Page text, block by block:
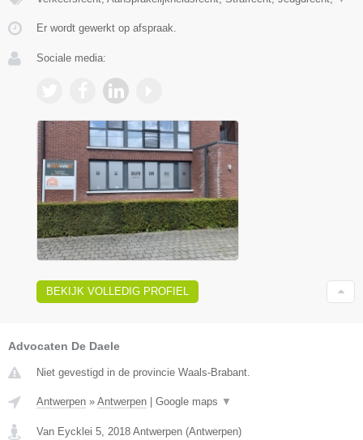
Er wordt gewerkt op afspraak.
Sociale media:
BEKIJK VOLLEDIG PROFIEL
Advocaten De Daele
Niet gevestigd in de provincie Waals-Brabant.
Antwerpen » Antwerpen Google maps ▼
Van Eycklei 5, 2018 Antwerpen (Antwerpen)